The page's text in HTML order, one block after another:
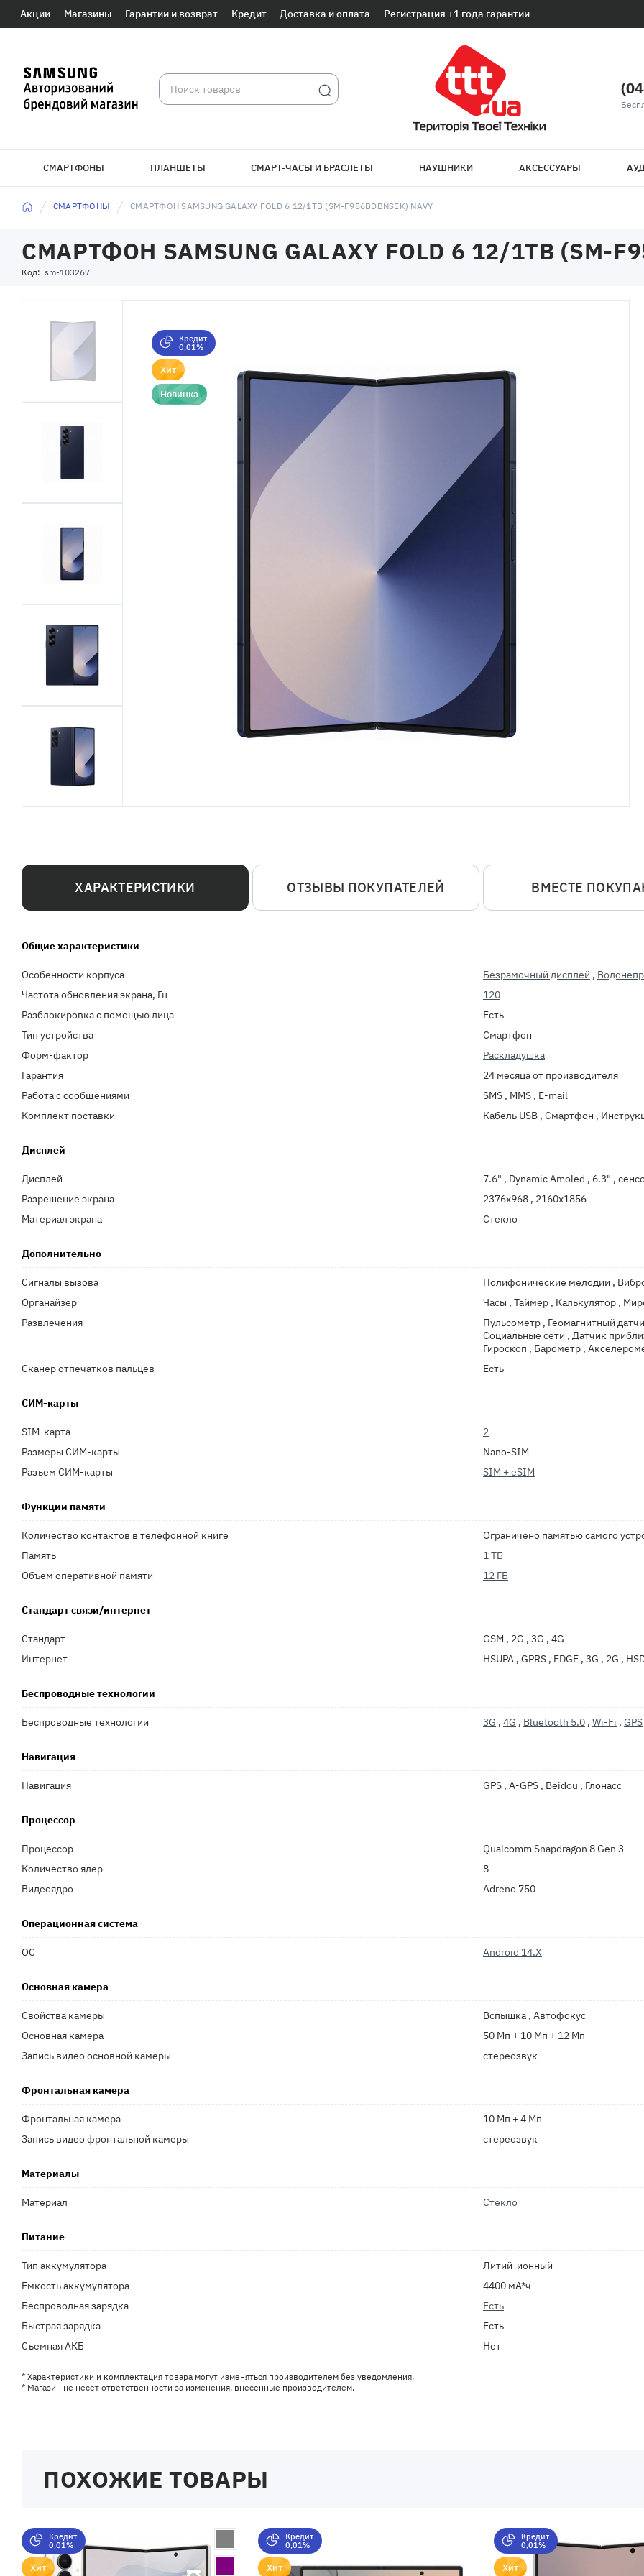
Акции Магазины Гарантии и возврат Кредит Доставка и оплата Регистрация +1 года гарантии
СМАРТФОНЫ ПЛАНШЕТЫ СМАРТ-ЧАСЫ И БРАСЛЕТЫ НАУШНИКИ АКСЕССУАРЫ
СМАРТФОНЫ СМАРТФОН SAMSUNG GALAXY FOLD 6 12/1TB (SM-F956BDBNSEK) NAVY
СМАРТФОН SAMSUNG GALAXY FOLD 6 12/1TB (SM-
Код: sm-103267
Кредит
0,01%
Хит
Новинка
ХАРАКТЕРИСТИКИ
Общие характеристики
Особенности корпуса Безрамочный дисплей ,
Частота обновления экрана, Гц
120
Разблокировка с помощью лица
Есть
Тип устройства
Смартфон
Форм-фактор
Раскладушка
Гарантия
24 месяца от производителя
Работа с сообщениями
SMS , MMS , E-mail
Комплект поставки
Кабель USB , Смартфон ,
Дисплей
Дисплей
7.6" , Dynamic Amoled , 6.3" ,
Разрешение экрана
2376x968 , 2160x1856
Материал экрана
Стекло
Дополнительно
Сигналы вызова
Полифонические мелодии ,
Органайзер
Часы , Таймер , Калькулятор ,
Развлечения
Пульсометр , Геомагнитный
Социальные сети , Датчик
Гироскоп , Барометр ,
Сканер отпечатков пальцев
Есть
СИМ-карты
SIM-карта
2
Размеры СИМ-карты
Nano-SIM
Разъем СИМ-карты
SIM + eSIM
Функции памяти
Количество контактов в телефонной книге
Ограничено памятью самого
Память
1 ТБ
Объем оперативной памяти
12 ГБ
Стандарт связи/интернет
Стандарт
GSM , 2G , 3G , 4G
Интернет
HSUPA , GPRS , EDGE , 3G , 2G ,
Беспроводные технологии
Беспроводные технологии 3G , 4G , Bluetooth 5.0 , Wi-Fi , GPS
Навигация
Навигация GPS , A-GPS , Beidou , Глонасс
Процессор
Процессор
Qualcomm Snapdragon 8 Gen 3
Количество ядер
8
Видеоядро
Adreno 750
Операционная система
ОС Android 14.X
Основная камера
Свойства камеры
Вспышка , Автофокус
Основная камера
50 Мп + 10 Мп + 12 Мп
Запись видео основной камеры
стереозвук
Фронтальная камера
Фронтальная камера
10 Мп + 4 Мп
Запись видео фронтальной камеры
стереозвук
Материалы
Материал Стекло
Питание
Тип аккумулятора
Литий-ионный
Емкость аккумулятора
4400 мА*ч
Беспроводная зарядка
Есть
Быстрая зарядка
Есть
Съемная АКБ
Нет
* Характеристики и комплектация товара могут изменяться производителем без уведомления.
* Магазин не несет ответственности за изменения, внесенные производителем.
ОТЗЫВЫ ПОКУПАТЕЛЕЙ ВМЕСТЕ
ПОХОЖИЕ ТОВАРЫ
Кредит
0,01%
Хит
Кредит
0,01%
Хит
Кредит
0,01%
Хит